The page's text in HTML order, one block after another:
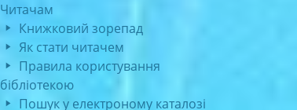
Читачам
Книжковий зорепад
Як стати читачем
Правила користування
бібліотекою
Пошук у електроному каталозі